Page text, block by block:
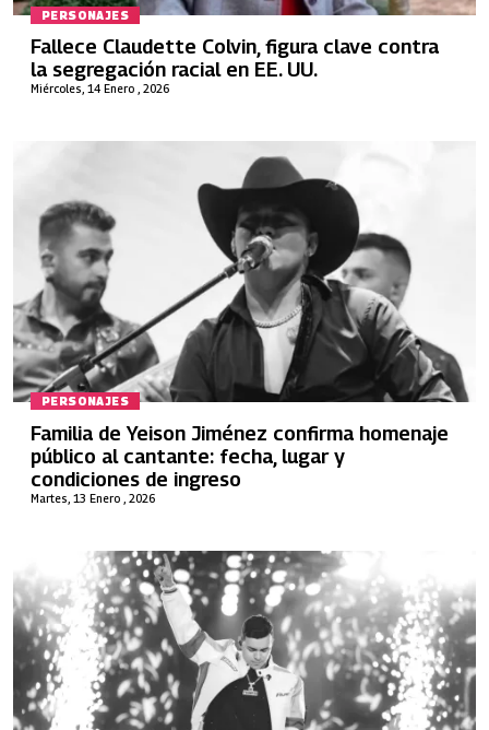
PERSONAJES
Miércoles, 14 Enero , 2026
Fallece Claudette Colvin, figura clave contra
la segregación racial en EE. UU.
PERSONAJES
Martes, 13 Enero , 2026
Familia de Yeison Jiménez confirma homenaje
público al cantante: fecha, lugar y
condiciones de ingreso